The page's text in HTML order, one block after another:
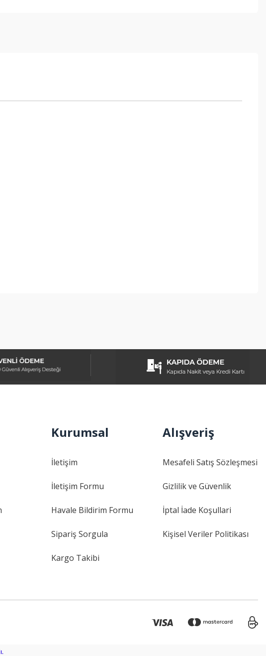
Kurumsal
İletişim
İletişim Formu
Havale Bildirim Formu
Sipariş Sorgula
Kargo Takibi
Alışveriş
Mesafeli Satış Sözleşmesi
Gizlilik ve Güvenlik
İptal İade Koşullari
Kişisel Veriler Politikası